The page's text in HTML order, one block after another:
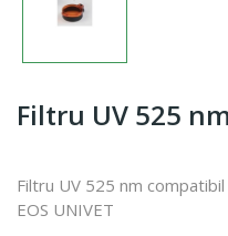
Filtru UV 525
Filtru UV 525 nm
EOS UNIVET